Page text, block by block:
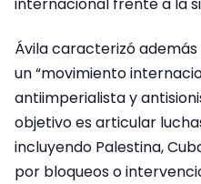
Ávila caracterizó
un “movimiento
antiimperialista y
objetivo es articular
incluyendo Palestina,
por bloqueos o